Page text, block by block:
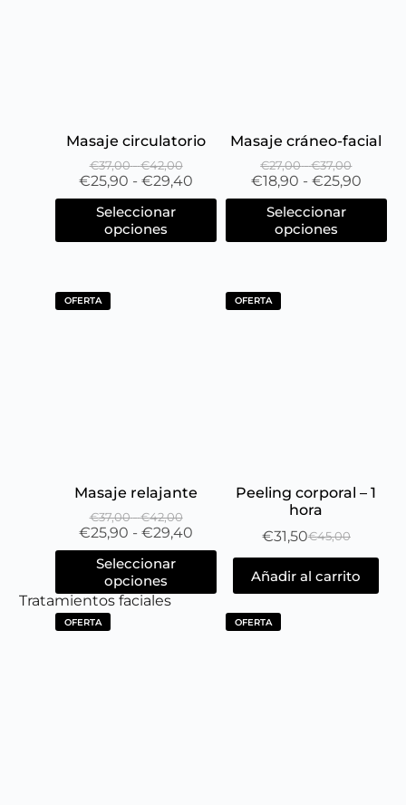
Masaje circulatorio
€37,00 - €42,00
€25,90 - €29,40
Seleccionar
opciones
Masaje cráneo-facial
€27,00 - €37,00
€18,90 - €25,90
Seleccionar
opciones
OFERTA
Masaje relajante
€37,00 - €42,00
€25,90 - €29,40
Seleccionar
opciones
OFERTA
Peeling corporal – 1
hora
€45,00
€31,50
Añadir al carrito
Tratamientos faciales
OFERTA OFERTA